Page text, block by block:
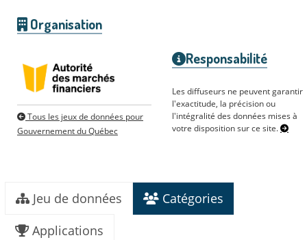
Organisation
Tous les jeux de données pour
Gouvernement du Québec
Responsabilité
Les diffuseurs ne peuvent garantir
l'exactitude, la précision ou
l'intégralité des données mises à
votre disposition sur ce site.
Jeu de données
Catégories
Applications